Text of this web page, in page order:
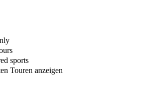
sports
Touren anzeigen